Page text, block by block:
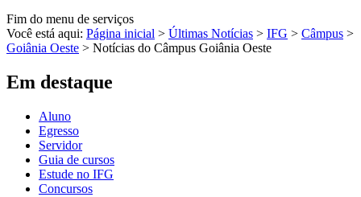
Fim do menu de serviços
Você está aqui: Página inicial > Últimas Notícias > IFG > Câmpus >
Goiânia Oeste > Notícias do Câmpus Goiânia Oeste
Em destaque
Aluno
Egresso
Servidor
Guia de cursos
Estude no IFG
Concursos